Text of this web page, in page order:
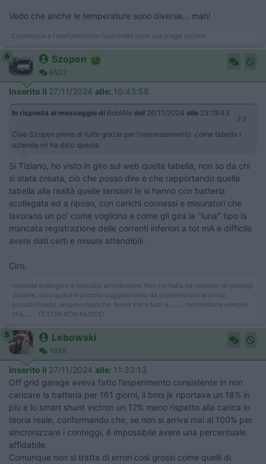
Vedo che anche le temperature sono diverse... mah!
L'iperlessia e l'analfabetismo funzionale sono una piaga sociale
6 Szopen
6533
Inserito il 27/11/2024 alle: 10:43:58
In risposta al messaggio di RobiAle del 26/11/2024 alle 23:19:43
Ciao Szopen prima di tutto grazie per l'interessamento come tabella l
azienda mi ha dato questa
Si Tiziano, ho visto in giro sul web quella tabella, non so da chi
si stata creata, cio che posso dire e che rapportando quella
tabella alla realtà quelle tensioni le si hanno con batteria
scollegata ed a riposo, con carichi connessi e misuratori che
lavorano un po' come vogliono e come gli gira la "luna" tipo la
mancata registrazione delle correnti inferiori a tot mA e difficile
avere dati certi e misure attendibili.
Ciro.
nomade analogico e fanciulla all'imbrunire. Non ho nulla da vendere nè consigli
da dare, solo qualche piccolo suggerimento da prendere con le pinze,
possibilmente, amperometriche. Buoni Km a tutti e......... rammentate sempre
che....... TESTAR NON NUOCE!
5 Lebowski
1639
Inserito il 27/11/2024 alle: 11:33:13
Off grid garage aveva fatto l'esperimento consistente in non
caricare la batteria per 161 giorni, il bms jk riportava un 18% in
più e lo smart shunt victron un 12% meno rispetto alla carica in
teoria reale, confermando che, se non si arriva mai al 100% per
sincronizzare i conteggi, è impossibile avere una percentuale
affidabile.
Comunque non si tratta di errori così grossi come quelli di